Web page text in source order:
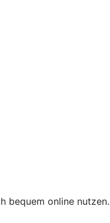
bequem online nutzen.